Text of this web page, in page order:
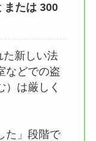
または 300
た新しい法
などでの盗
）は厳しく
た」段階で